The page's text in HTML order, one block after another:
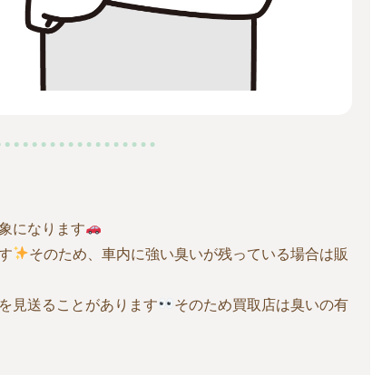
になります
そのため、車内に強い臭いが残っている場合は販
見送ることがあります
そのため買取店は臭いの有